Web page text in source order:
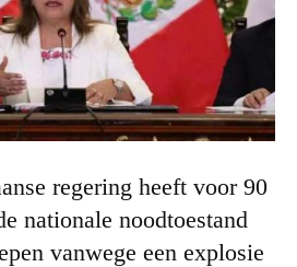
regering heeft voor 90
nationale noodtoestand
vanwege een explosie